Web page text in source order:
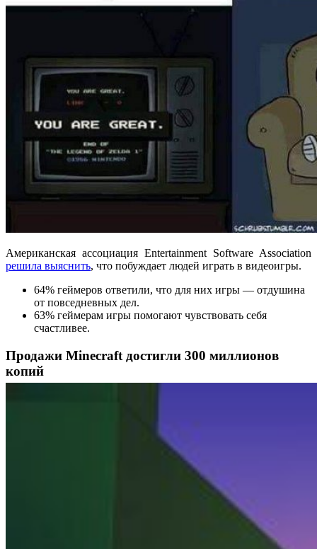
Американская ассоциация Entertainment Software Association
решила выяснить, что побуждает людей играть в видеоигры.
64% геймеров ответили, что для них игры — отдушина
от повседневных дел.
63% геймерам игры помогают чувствовать себя
счастливее.
Продажи Minecraft достигли 300 миллионов
копий